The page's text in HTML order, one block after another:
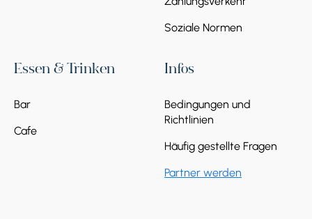
Soziale Normen
Essen & Trinken
Bar
Cafe
Infos
Bedingungen und
Richtlinien
Häufig gestellte Fragen
Partner werden